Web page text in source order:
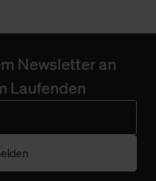
Newsletter an
Laufenden